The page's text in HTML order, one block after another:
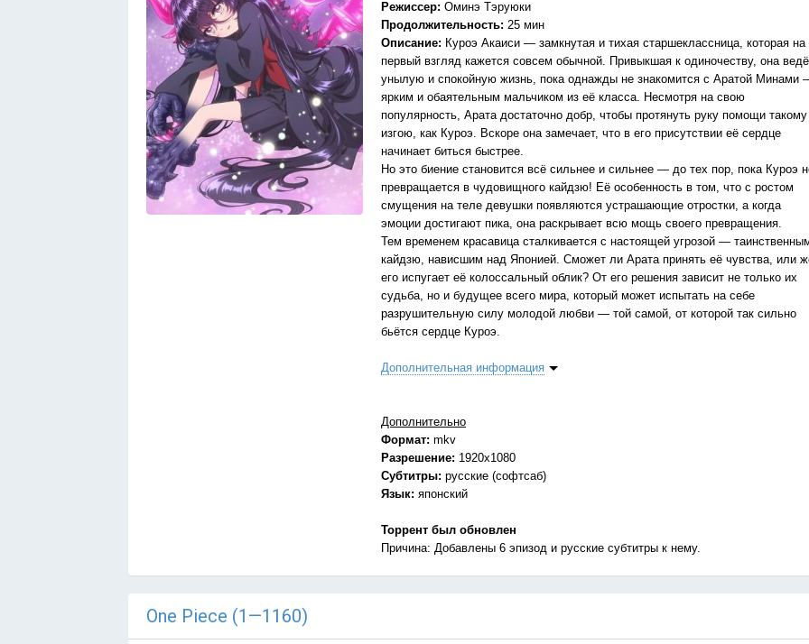
Режиссер: Оминэ Тэруюки
Продолжительность: 25 мин
Описание: Куроэ Акаиси — замкнутая и тихая старшеклассница, которая на
первый взгляд кажется совсем обычной. Привыкшая к одиночеству, она
унылую и спокойную жизнь, пока однажды не знакомится с Аратой Минами
ярким и обаятельным мальчиком из её класса. Несмотря на свою
популярность, Арата достаточно добр, чтобы протянуть руку помощи такому
изгою, как Куроэ. Вскоре она замечает, что в его присутствии её сердце
начинает биться быстрее.
Но это биение становится всё сильнее и сильнее — до тех пор, пока Куроэ
превращается в чудовищного кайдзю! Её особенность в том, что с ростом
смущения на теле девушки появляются устрашающие отростки, а когда
эмоции достигают пика, она раскрывает всю мощь своего превращения.
Тем временем красавица сталкивается с настоящей угрозой —
кайдзю, нависшим над Японией. Сможет ли Арата принять её чувства, или
его испугает её колоссальный облик? От его решения зависит не только их
судьба, но и будущее всего мира, который может испытать на себе
разрушительную силу молодой любви — той самой, от которой так сильно
бьётся сердце Куроэ.
Дополнительная информация
Дополнительно
Формат: mkv
Разрешение: 1920x1080
Субтитры: русские (софтсаб)
Язык: японский
Торрент был обновлен
Причина: Добавлены 6 эпизод и русские субтитры к нему.
One Piece (1—1160)